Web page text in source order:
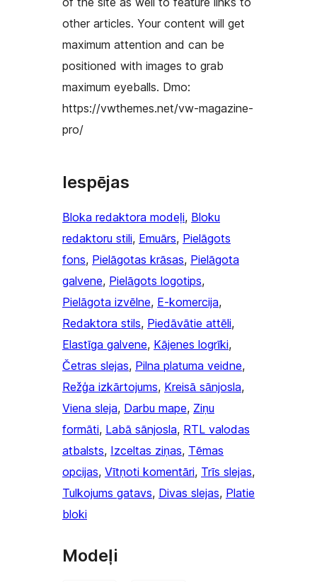
other articles. Your content will get
maximum attention and can be
positioned with images to grab
maximum eyeballs. Dmo:
https://vwthemes.net/vw-magazine-
pro/
Iespējas
Bloka redaktora modeļi, Bloku
redaktoru stili, Emuārs, Pielāgots
fons, Pielāgotas krāsas, Pielāgota
galvene, Pielāgots logotips
Pielāgota izvēlne, E-komercija
Redaktora stils, Piedāvātie attēli
Elastīga galvene, Kājenes logrīki
Četras slejas, Pilna platuma veidne
Režģa izkārtojums, Kreisā sānjosla
Viena sleja, Darbu mape, Ziņu
formāti, Labā sānjosla, RTL valodas
atbalsts, Izceltas ziņas, Tēmas
opcijas, Vītņoti komentāri, Trīs slejas
Tulkojums gatavs, Divas slejas, Platie
bloki
Modeļi